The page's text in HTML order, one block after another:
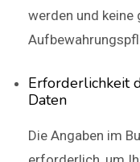
werden und keine
Erforderlichkeit
Daten
Die Angaben im